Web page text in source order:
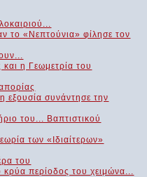
το «Νεπτούνια» φίλησε τον
η Γεωμετρία του
εξουσία συνάντησε την
του... Βαπτιστικού
των «Ιδιαίτερων»
του
κρύα περίοδος του χειμώνα...